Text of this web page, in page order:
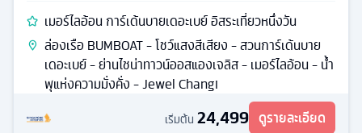
เมอร์ไลอ้อน การ์เด้นบายเดอะเบย์ อิสระเที่ยวหนึ่งวัน
ล่องเรือ BUMBOAT - โชว์แสงสีเสียง - สวนการ์เด้นบาย
เดอะเบย์ - ย่านไชน่าทาวน์ออสแองเจลิส - เมอร์ไลอ้อน - นํ้า
พุแห่งความมั่งคั่ง - Jewel Changi
เริ่มต้น 24,499 ดูรายละเอียด